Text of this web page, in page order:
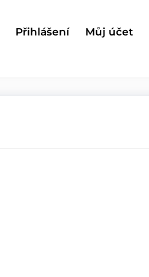
Přihlášení Můj účet